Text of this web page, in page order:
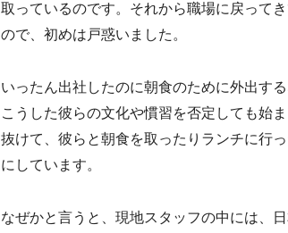
取っているのです。それから職場に戻って
ので、初めは戸惑いました。
いったん出社したのに朝食のために外出す
こうした彼らの文化や慣習を否定しても始
抜けて、彼らと朝食を取ったりランチに行
にしています。
なぜかと言うと、現地スタッフの中には、